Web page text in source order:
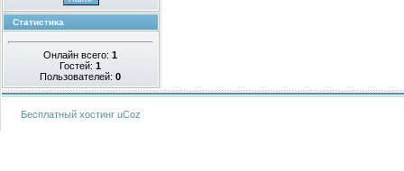
Статистика
Онлайн всего:1
Гостей:1
Пользователей:0
Бесплатный хостинг uCoz